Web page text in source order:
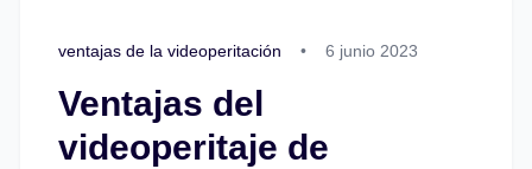
ventajas de la videoperitación • 6 junio 2023
Ventajas del
videoperitaje de